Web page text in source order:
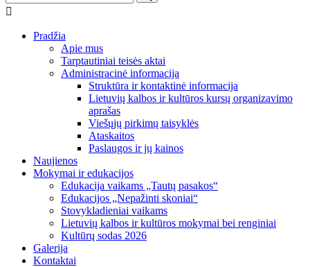
Pradžia
Apie mus
Tarptautiniai teisės aktai
Administracinė informacija
Struktūra ir kontaktinė informacija
Lietuvių kalbos ir kultūros kursų organizavimo
aprašas
Viešųjų pirkimų taisyklės
Ataskaitos
Paslaugos ir jų kainos
Naujienos
Mokymai ir edukacijos
Edukacija vaikams „Tautų pasakos“
Edukacijos „Nepažinti skoniai“
Stovykladieniai vaikams
Lietuvių kalbos ir kultūros mokymai bei renginiai
Kultūrų sodas 2026
Galerija
Kontaktai